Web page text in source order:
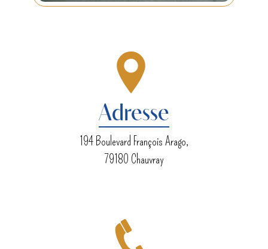
Adresse
194 Boulevard François Arago,
79180 Chauvray